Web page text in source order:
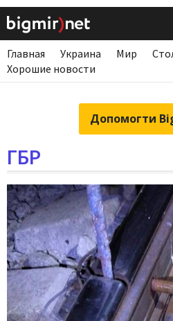
Главная Украина Мир
Хорошие новости
Допомогти
ГБР